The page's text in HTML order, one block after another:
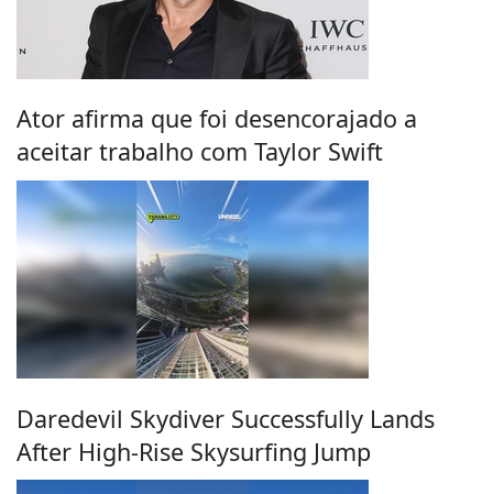
Ator afirma que foi desencorajado a
aceitar trabalho com Taylor Swift
Daredevil Skydiver Successfully Lands
After High-Rise Skysurfing Jump